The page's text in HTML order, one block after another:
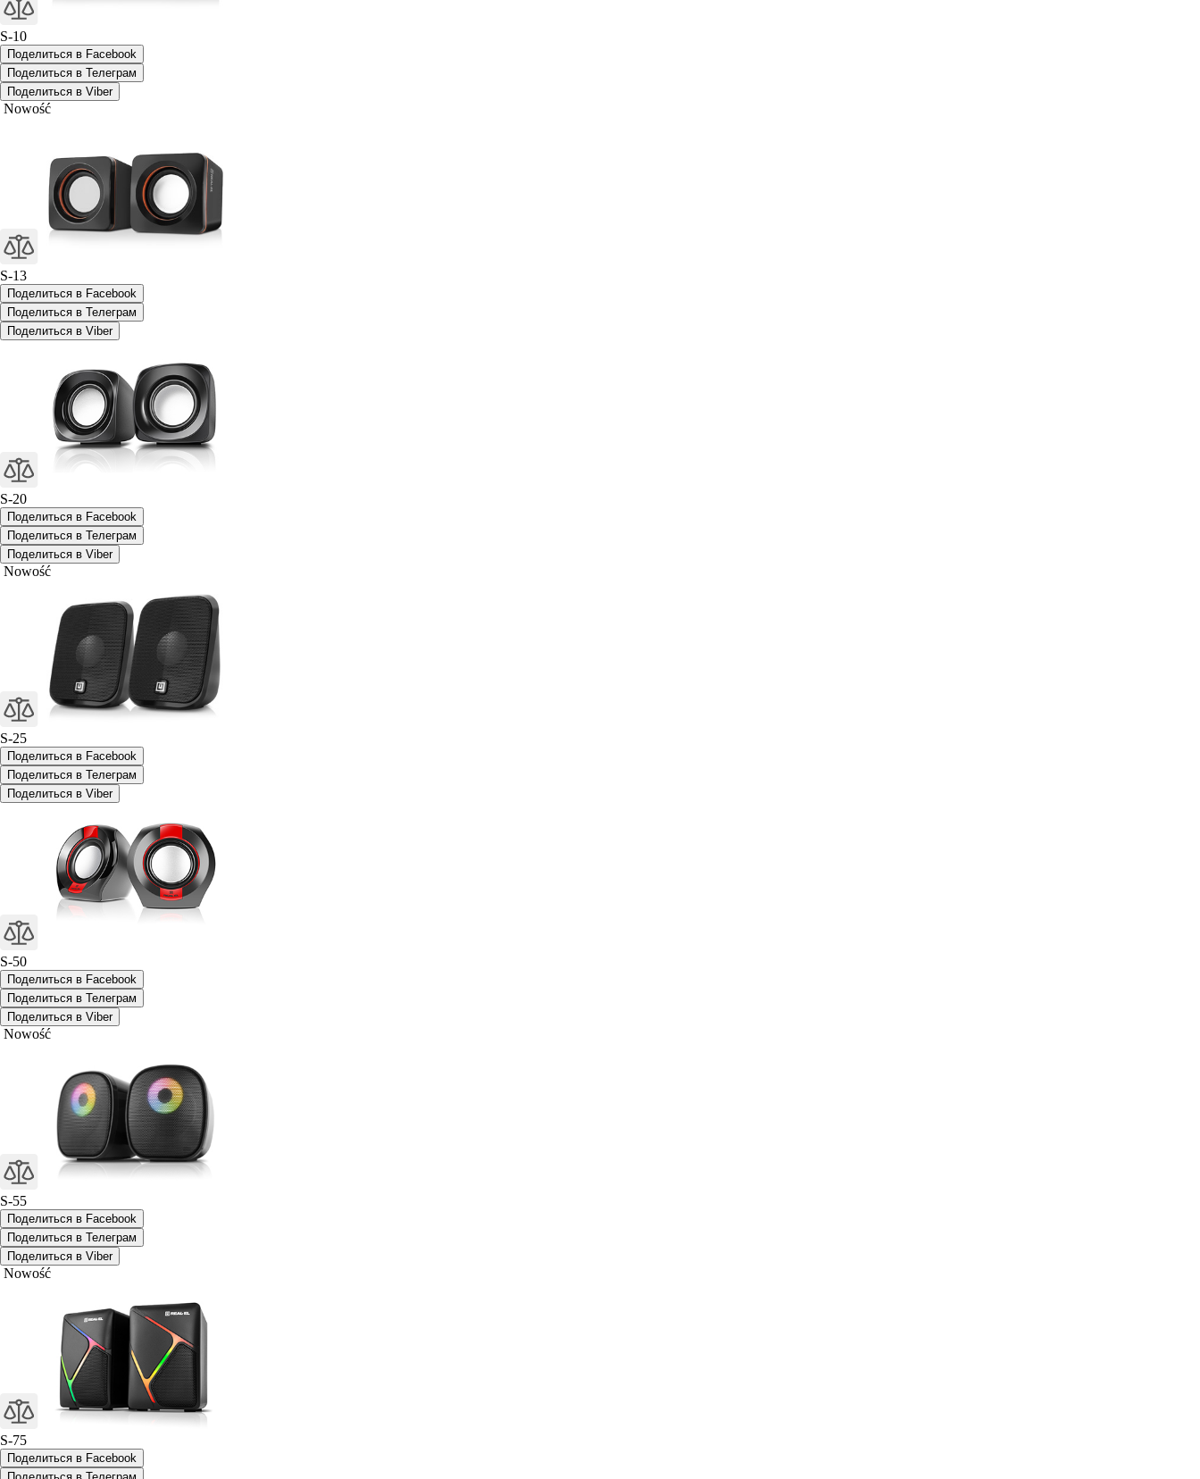
S-10
Поделиться в Facebook
Поделиться в Телеграм
Поделиться в Viber
Nowość
S-13
Поделиться в Facebook
Поделиться в Телеграм
Поделиться в Viber
S-20
Поделиться в Facebook
Поделиться в Телеграм
Поделиться в Viber
Nowość
S-25
Поделиться в Facebook
Поделиться в Телеграм
Поделиться в Viber
S-50
Поделиться в Facebook
Поделиться в Телеграм
Поделиться в Viber
Nowość
S-55
Поделиться в Facebook
Поделиться в Телеграм
Поделиться в Viber
Nowość
S-75
Поделиться в Facebook